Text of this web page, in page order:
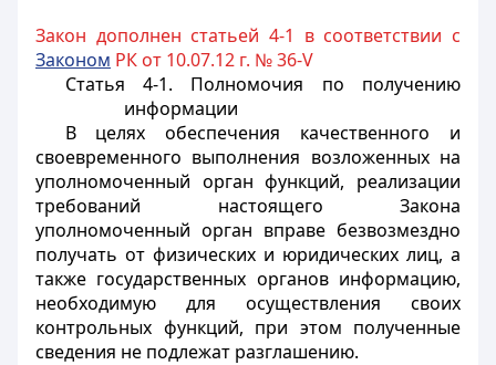
Закон дополнен статьей 4-1 в соответствии с
Законом РК от 10.07.12 г. № 36-V
Статья 4-1. Полномочия по получению
информации
В целях обеспечения качественного и
своевременного выполнения возложенных на
уполномоченный орган функций, реализации
требований настоящего Закона
уполномоченный орган вправе безвозмездно
получать от физических и юридических лиц, а
также государственных органов информацию,
необходимую для осуществления своих
контрольных функций, при этом полученные
сведения не подлежат разглашению.